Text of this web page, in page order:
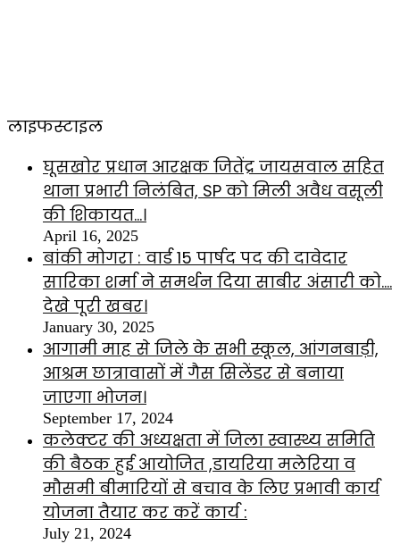
लाइफस्टाइल
घूसखोर प्रधान आरक्षक जितेंद्र जायसवाल सहित
थाना प्रभारी निलंबित, SP को मिली अवैध वसूली
की शिकायत…।
April 16, 2025
बांकी मोगरा : वार्ड 15 पार्षद पद की दावेदार
सारिका शर्मा ने समर्थन दिया साबीर अंसारी को….
देखे पूरी खबर।
January 30, 2025
आगामी माह से जिले के सभी स्कूल, आंगनबाड़ी,
आश्रम छात्रावासों में गैस सिलेंडर से बनाया
जाएगा भोजन।
September 17, 2024
कलेक्टर की अध्यक्षता में जिला स्वास्थ्य समिति
की बैठक हुई आयोजित ,डायरिया मलेरिया व
मौसमी बीमारियों से बचाव के लिए प्रभावी कार्य
योजना तैयार कर करें कार्य :
July 21, 2024